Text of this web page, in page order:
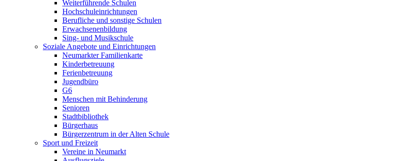
Weiterführende Schulen
Hochschuleinrichtungen
Berufliche und sonstige Schulen
Erwachsenenbildung
Sing- und Musikschule
Soziale Angebote und Einrichtungen
Neumarkter Familienkarte
Kinderbetreuung
Ferienbetreuung
Jugendbüro
G6
Menschen mit Behinderung
Senioren
Stadtbibliothek
Bürgerhaus
Bürgerzentrum in der Alten Schule
Sport und Freizeit
Vereine in Neumarkt